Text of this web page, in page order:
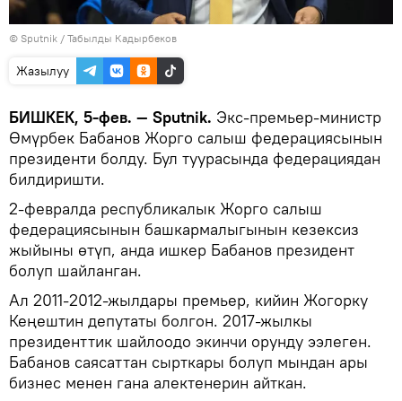
© Sputnik / Табылды Кадырбеков
Жазылуу
БИШКЕК, 5-фев. — Sputnik. Экс-премьер-министр
Өмүрбек Бабанов Жорго салыш федерациясынын
президенти болду. Бул туурасында федерациядан
билдиришти.
2-февралда республикалык Жорго салыш
федерациясынын башкармалыгынын кезексиз
жыйыны өтүп, анда ишкер Бабанов президент
болуп шайланган.
Ал 2011-2012-жылдары премьер, кийин Жогорку
Кеңештин депутаты болгон. 2017-жылкы
президенттик шайлоодо экинчи орунду ээлеген.
Бабанов саясаттан сырткары болуп мындан ары
бизнес менен гана алектенерин айткан.